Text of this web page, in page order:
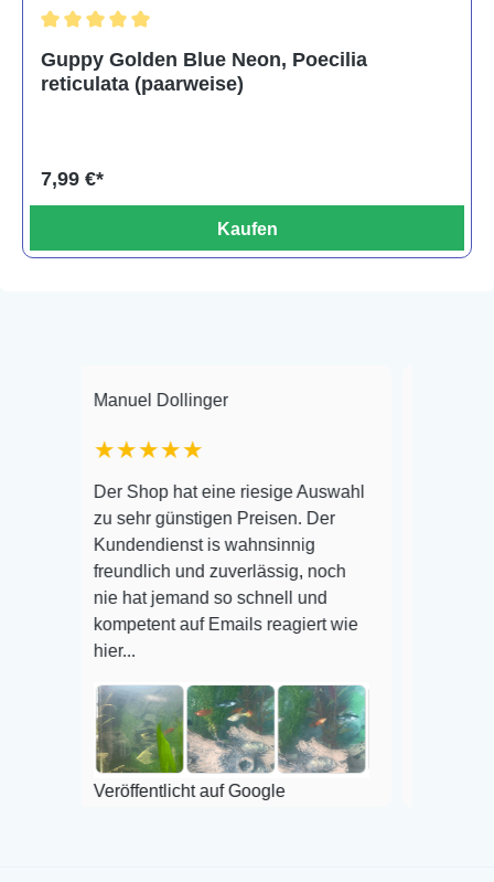
Guppy Golden Blue Neon, Poecilia
reticulata (paarweise)
7,99 €*
Kaufen
Dollinger
Shop hat eine riesige Auswahl
sehr günstigen Preisen. Der
is wahnsinnig
und zuverlässig, noch
hat jemand so schnell und
auf Emails reagiert wie
auf Google
Auswahl plus
befinden der Fische
super Zustand. Gerne